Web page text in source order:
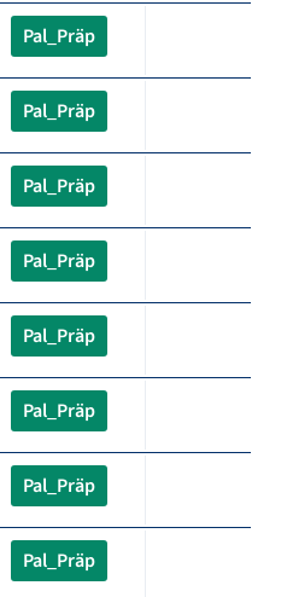
Pal_Präp
Pal_Präp
Pal_Präp
Pal_Präp
Pal_Präp
Pal_Präp
Pal_Präp
Pal_Präp